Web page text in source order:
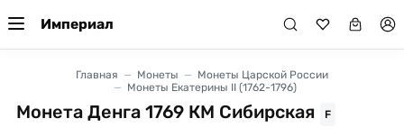
Империал
Главная Монеты
Монеты Царской России
Монеты Екатерины II (1762-1796)
Монета Денга 1769 КМ Сибирская F